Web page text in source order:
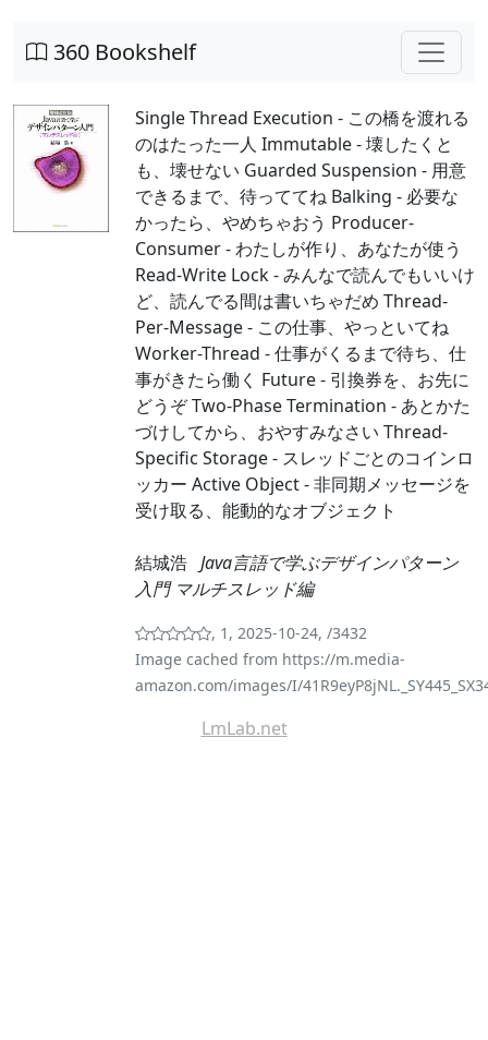
360 Bookshelf
Single Thread Execution - この橋を渡れる
のはたった一人 Immutable - 壊したくと
も、壊せない Guarded Suspension - 用意
できるまで、待っててね Balking - 必要な
かったら、やめちゃおう Producer-
Consumer - わたしが作り、あなたが使う
Read-Write Lock - みんなで読んでもいいけ
ど、読んでる間は書いちゃだめ Thread-
Per-Message - この仕事、やっといてね
Worker-Thread - 仕事がくるまで待ち、仕
事がきたら働く Future - 引換券を、お先に
どうぞ Two-Phase Termination - あとかた
づけしてから、おやすみなさい Thread-
Specific Storage - スレッドごとのコインロ
ッカー Active Object - 非同期メッセージを
受け取る、能動的なオブジェクト
結城浩 Java言語で学ぶデザインパターン
入門 マルチスレッド編
, 1, 2025-10-24, /3432
Image cached from https://m.media-
amazon.com/images/I/
LmLab.net